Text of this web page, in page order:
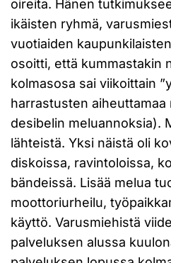
oireita. Hänen
ikäisten ryhmä,
vuotiaiden
osoitti, että kummastakin
kolmasosa sai viikoittain
harrastusten
desibelin meluannoksia).
lähteistä. Yksi näistä oli
diskoissa, ravintoloissa,
bändeissä. Lisää melua
moottoriurheilu,
käyttö. Varusmiehistä
palveluksen alussa